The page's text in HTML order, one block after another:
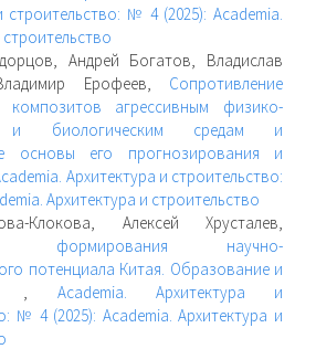
строительство: № 4 (2025): Academia.
Андрей Богатов, Владислав
Ерофеев, Сопротивление
композитов агрессивным физико-
и биологическим средам и
основы его прогнозирования и
Архитектура и строительство:
Архитектура и строительство
Клокова, Алексей Хрусталев,
формирования научно-
потенциала Китая. Образование и
, Academia. Архитектура и
№ 4 (2025): Academia. Архитектура и